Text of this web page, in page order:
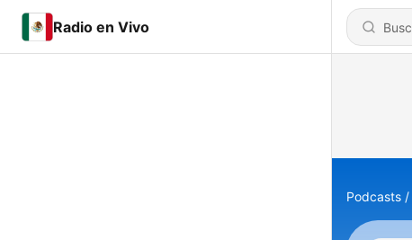
Radio en Vivo
Podcasts